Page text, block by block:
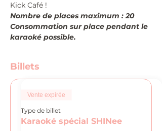
Kick Café !
Nombre de places maximum : 20
Consommation sur place pendant le
karaoké possible.
Billets
Vente expirée
Type de billet
Karaoké spécial SHINee